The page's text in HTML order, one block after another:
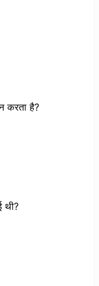
करता है?
थी?